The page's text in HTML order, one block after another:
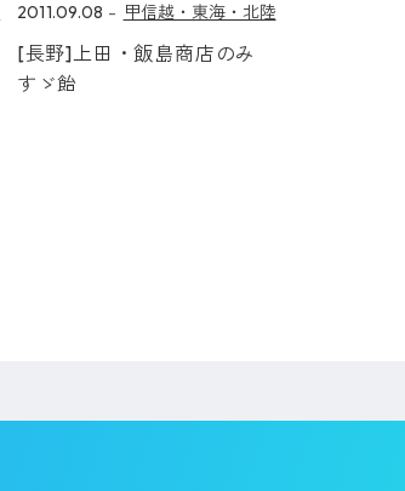
2011.09.08 甲信越・東海・北陸
[長野]上田・飯島商店のみ
すゞ飴